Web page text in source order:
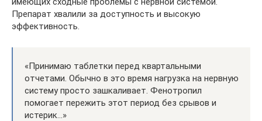
Препарат хвалили за доступность и высокую
эффективность.
«Принимаю таблетки перед квартальными
отчетами. Обычно в это время нагрузка на нервную
систему просто зашкаливает. Фенотропил
помогает пережить этот период без срывов и
истерик…»